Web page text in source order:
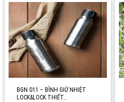
BGN 011 – BÌNH GIỮ NHIỆT
LOCK&LOCK THIẾT…